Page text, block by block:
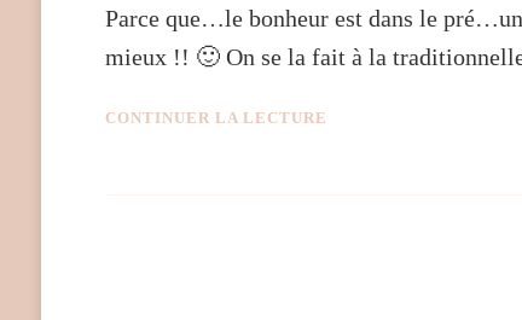
Parce que…le bonheur est dans le
mieux !! 🙂 On se la fait à la
CONTINUER LA LECTURE